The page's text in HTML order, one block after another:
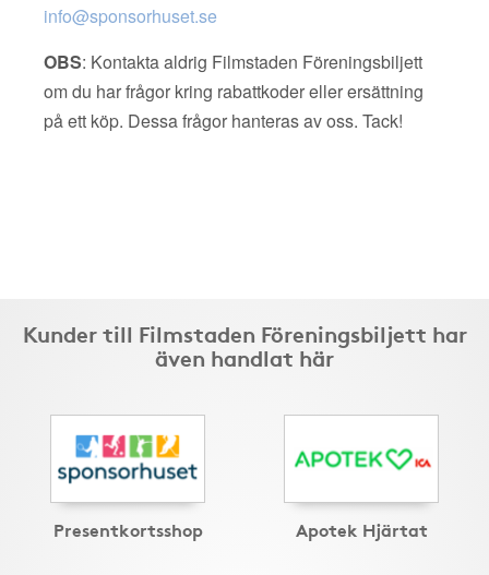
info@sponsorhuset.se
OBS: Kontakta aldrig Filmstaden Föreningsbiljett
om du har frågor kring rabattkoder eller ersättning
på ett köp. Dessa frågor hanteras av oss. Tack!
Kunder till Filmstaden Föreningsbiljett har
även handlat här
Presentkortsshop Apotek Hjärtat